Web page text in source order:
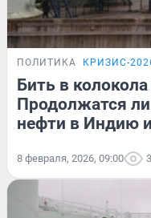
ПОЛИТИКА КРИЗИС-
Бить в
Продолжатся
нефти в Индию
8 февраля, 2026, 09:00